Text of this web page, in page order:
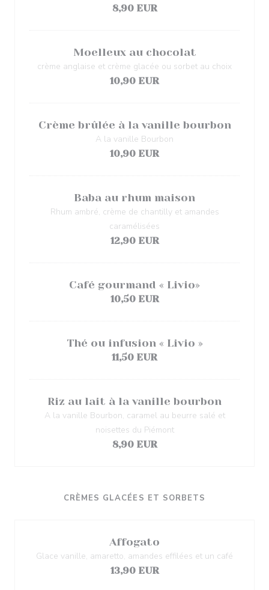
8,90 EUR
Moelleux au chocolat
crème anglaise et crème glacée ou sorbet au choix
10,90 EUR
Crème brûlée à la vanille bourbon
A la vanille Bourbon
10,90 EUR
Baba au rhum maison
Rhum ambré, crème de chantilly et amandes
caramélisées
12,90 EUR
Café gourmand « Livio»
10,50 EUR
Thé ou infusion « Livio »
11,50 EUR
Riz au lait à la vanille bourbon
A la vanille Bourbon, caramel au beurre salé et
noisettes du Piémont
8,90 EUR
CRÈMES GLACÉES ET SORBETS
Affogato
Glace vanille, amaretto, amandes effilées et un café
13,90 EUR